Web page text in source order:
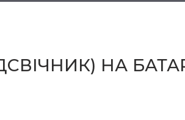
НА